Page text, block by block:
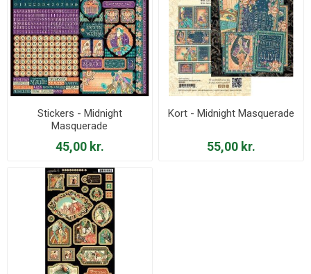
Stickers - Midnight
Masquerade
45,00 kr.
Kort - Midnight Masquerade
55,00 kr.